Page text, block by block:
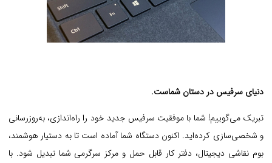
دنیای سرفیس در دستان شماست.
تبریک می‌گوییم! شما با موفقیت سرفیس جدید خود را راه‌اندازی، به‌روزرسانی
و شخصی‌سازی کرده‌اید. اکنون دستگاه شما آماده است تا به دستیار هوشمند،
بوم نقاشی دیجیتال، دفتر کار قابل حمل و مرکز سرگرمی شما تبدیل شود. با